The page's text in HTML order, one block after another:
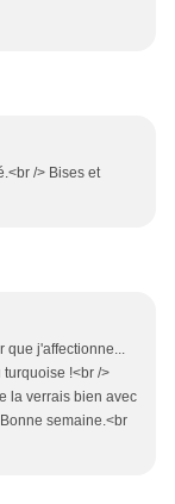
/> Bises et
que j'affectionne...
!<br />
la verrais bien avec
semaine.<br